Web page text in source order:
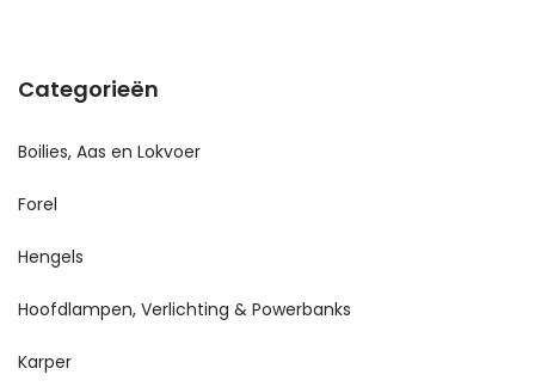
Categorieën
Boilies, Aas en Lokvoer
Forel
Hengels
Hoofdlampen, Verlichting & Powerbanks
Karper